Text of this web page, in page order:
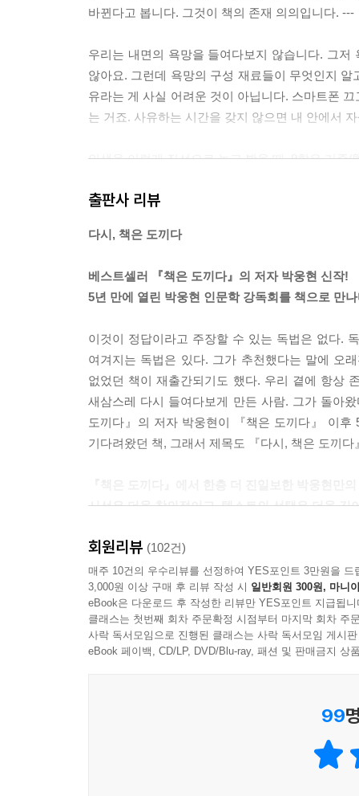
바뀐다고 봅니다. 그것이 책의 존재 의의입니다. ---
우리는 내면의 욕망을 들여다보지 않습니다. 그
않아요. 그런데 욕망의 구성 재료들이 무엇인지
유라는 게 사실 어려운 것이 아닙니다. 스마트폰
는 거죠. 사유하는 시간을 갖지 않으면 내 안에서
인생을 이렇게 직선으로 놓고 봤을 때, 9할은 기존
할은 기성(旣成)입니다. 이미 이루어졌어요. 저는
「3강 ‘우리가 집중해야 할 것은 미성의 시간이다’
소크라테스는 젊은이들에게 끊임없이 토론을 요
영혼의 산파술’이라는 말이 나왔죠. 하지만 소크
벌고, 결혼을 하고, 아이를 낳습니다. 안 물어봐요
게는 묻지 않습니다. ---「4강 ‘시대를 바꾼 질문, 시
일반적인 여행서는 대상에 대한 객관을 담습니다.
잔차키스의 기행문은 ‘대상에 대한 저자의 사색’
을 때에는 그것을 발견하려는 자세가 있어야 합니
준 상처, 아픔 이런 것들이 키스 한 번으로 싹 잊
있어요. 보이지 않죠. 이 책은 커튼 뒤, 우리가 읽
해 말합니다. 그리고 커튼을 찢은 사람들에 대해
했던 소설가들이 있거든요. ---「6강 ‘장막을 걷고
요즘 ‘정주행’이라는 말을 많이들 사용하시는 것
떤 소설들은 20부작 미드보다 훨씬 재미있어요.
받지 않고 자유롭게 읽을 수 있어요. 또 편집권이
출판사 리뷰
다시, 책은 도끼다
베스트셀러 『책은 도끼다』의 저자 박웅현 신작!
5년 만에 열린 박웅현 인문학 강독회를 책으로 만
이것이 정답이라고 주장할 수 있는 독법은 없다.
여겨지는 독법은 있다. 그가 추천했다는 말에 오
없었던 책이 재출간되기도 했다. 우리 곁에 항상
새삼스레 다시 들여다보게 만든 사람. 그가 돌아
도끼다』의 저자 박웅현이 『책은 도끼다』 이
기다려왔던 책, 그래서 제목도 『다시, 책은 도끼다
시선은 더욱 창의적이고, 텍스트의 선택은 더욱 깊
『다시, 책은 도끼다』는 지난해 초겨울부터 올
에서는 책을 읽으며 저자가 느낀 삶에 대한 태도,
『다시, 책은 도끼다』에서는 박웅현 특유의 ‘들
아르투르 쇼펜하우어의 『문장론』, 마르셀 프
『천상의 두 나라』 『영국 기행』 『스페인
『커튼』, 남녀 간의 사랑과 욕망의 연대기를 다
회원리뷰 (102건)
매주 10건의 우수리뷰를 선정하여 YES포인트 3만원을 드
3,000원 이상 구매 후 리뷰 작성 시 일반회원 300원, 마니
eBook은 다운로드 후 작성한 리뷰만 YES포인트 지급됩니
클래스는 첫번째 회차 주문확정 시점부터 마지막 회차 주
사락 독서모임으로 진행된 클래스는 사락 독서모임 게시
eBook 페이백, CD/LP, DVD/Blu-ray, 패션 및 판매금지 상
99